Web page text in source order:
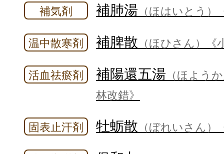
補気剤 補肺湯 （ほはいとう）
温中散寒剤 補脾散 （ほひさん）
活血祛瘀剤 補陽還五湯 （ほよう
林改錯》
固表止汗剤 牡蛎散 （ぼれいさん）